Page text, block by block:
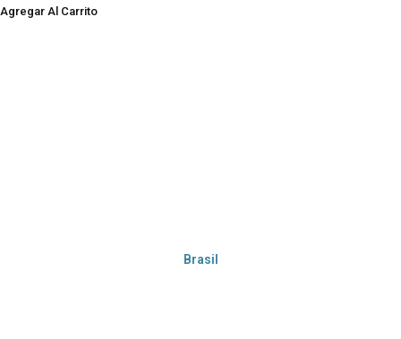
Agregar Al Carrito
Brasil